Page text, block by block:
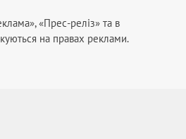
«Прес-реліз» та в
на правах реклами.